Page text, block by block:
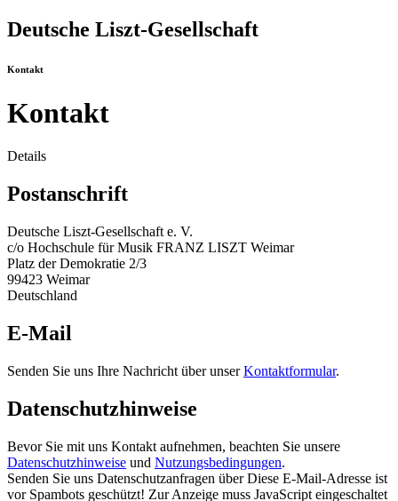
Deutsche Liszt-Gesellschaft
Kontakt
Kontakt
Details
Postanschrift
Deutsche Liszt-Gesellschaft e. V.
c/o Hochschule für Musik FRANZ LISZT Weimar
Platz der Demokratie 2/3
99423 Weimar
Deutschland
E-Mail
Senden Sie uns Ihre Nachricht über unserKontaktformular.
Datenschutzhinweise
Bevor Sie mit uns Kontakt aufnehmen, beachten Sie unsere
Datenschutzhinweise und Nutzungsbedingungen.
Senden Sie uns Datenschutzanfragen überDiese E-Mail-Adresse ist
vor Spambots geschützt! Zur Anzeige muss JavaScript eingeschaltet